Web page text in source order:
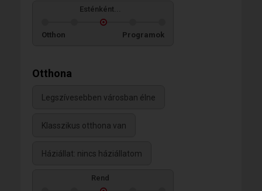
Esténként...
Otthon Programok
Otthona
Legszívesebben városban élne
Klasszikus otthona van
Háziállat: nincs háziállatom
Rend